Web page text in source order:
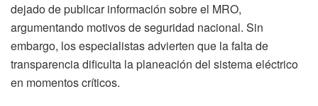
dejado de publicar información sobre el MRO,
argumentando motivos de seguridad nacional. Sin
embargo, los especialistas advierten que la falta de
transparencia dificulta la planeación del sistema eléctrico
en momentos críticos.